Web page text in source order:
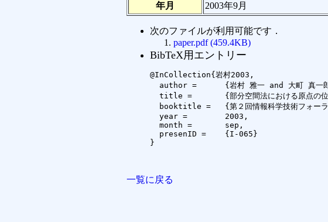
年月
2003年9月
次のファイルが利用可能です．
paper.pdf (459.4KB)
BibTeX用エントリー
@InCollection{岩村2003,
  author =	{岩村 雅一 and 大町 真一郎 and 阿曽 弘具},
  title =	{部分空間法における原点の位置の影響},
  booktitle =	{第２回情報科学技術フォーラム(FIT2003)},
  year =	2003,
  month =	sep,
  presenID =	{I-065}
}
一覧に戻る